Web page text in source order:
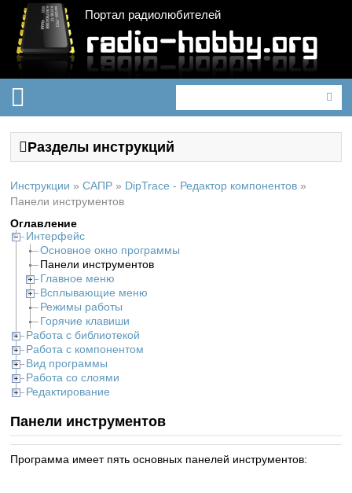
Портал радиолюбителей
Разделы инструкций
Инструкции » САПР » DipTrace - Редактор компонентов »
Панели инструментов
Оглавление
Интерфейс
Основное окно программы
Панели инструментов
Главное меню
Всплывающие меню
Режимы работы
Горячие клавиши
Работа с библиотекой
Работа с компонентом
Вид программы
Работа со слоями
Редактирование
Панели инструментов
Программа имеет пять основных панелей инструментов: